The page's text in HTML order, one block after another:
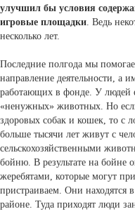
улучшил бы условия
игровые площадки. Ведь
несколько лет.
Последние полгода мы
направление деятельности, а
работающих в фонде. У людей
«ненужных» животных. Но
здоровых собак и кошек, то с
больше тысячи лет живут с
сельскохозяйственными
бойню. В результате на бойне
жеребятами, которые могут
пристраиваем. Они находятся
районе. Туда приходят люди